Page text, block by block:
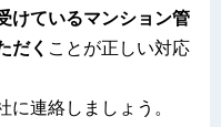
けているマンション管
だく ことが正しい対応
連絡しましょう。